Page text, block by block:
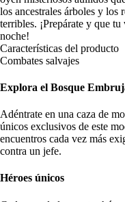
los ancestrales árboles y los
terribles. ¡Prepárate y que
noche!
Características del producto
Combates salvajes
Explora el Bosque
Adéntrate en una caza de
únicos exclusivos de este
encuentros cada vez más
contra un jefe.
Héroes únicos